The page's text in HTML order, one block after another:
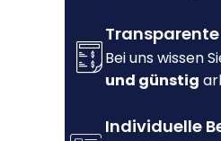
Transparente
Bei uns wissen
und günstig
Individuelle